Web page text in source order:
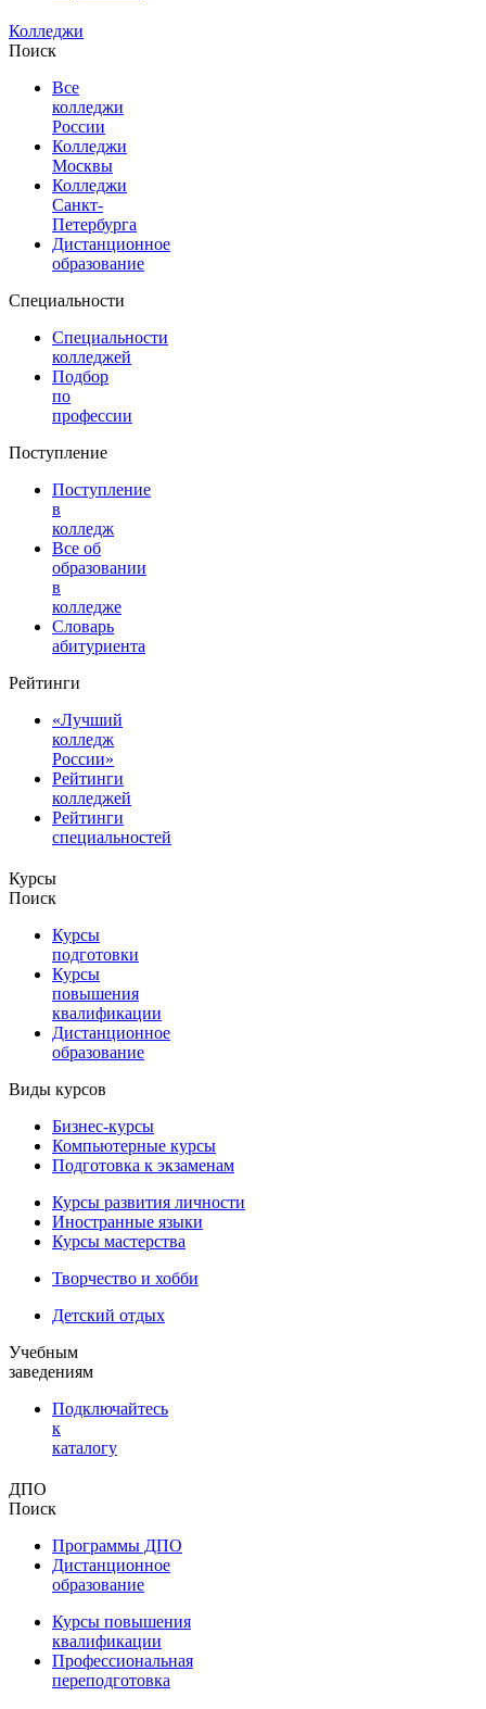
Колледжи
Поиск
Все
колледжи
России
Колледжи
Москвы
Колледжи
Санкт-
Петербурга
Дистанционное
образование
Специальности
Специальности
колледжей
Подбор
по
профессии
Поступление
Поступление
в
колледж
Все об
образовании
в
колледже
Словарь
абитуриента
Рейтинги
«Лучший
колледж
России»
Рейтинги
колледжей
Рейтинги
специальностей
Курсы
Поиск
Курсы
подготовки
Курсы
повышения
квалификации
Дистанционное
образование
Виды курсов
Бизнес-курсы
Компьютерные курсы
Подготовка к экзаменам
Курсы развития личности
Иностранные языки
Курсы мастерства
Творчество и хобби
Детский отдых
Учебным
заведениям
Подключайтесь
к
каталогу
ДПО
Поиск
Программы ДПО
Дистанционное
образование
Курсы повышения
квалификации
Профессиональная
переподготовка